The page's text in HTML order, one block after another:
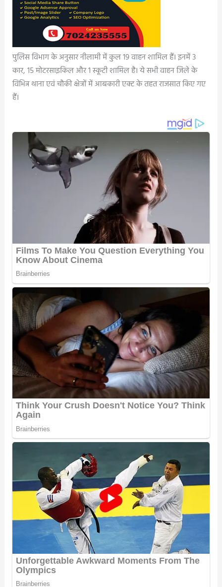
पुलिस विभाग के अनुसार नीलामी में कुल 19 वाहन शामिल हैं। इनमें 3
कार, 15 मोटरसाइकिल और 1 स्कूटी शामिल है। ये सभी वाहन जिले के
विभिन्न थाना एवं चौकी क्षेत्रों में आबकारी एक्ट के तहत राजसात किए गए
हैं।